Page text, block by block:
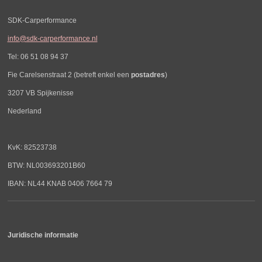
SDK-Carperformance
info@sdk-carperformance.nl
Tel: 06 51 08 94 37
Fie Carelsenstraat 2 (betreft enkel een postadres)
3207 VB Spijkenisse
Nederland
KvK: 82523738
BTW: NL003693201B60
IBAN: NL44 KNAB 0406 7664 79
Juridische informatie